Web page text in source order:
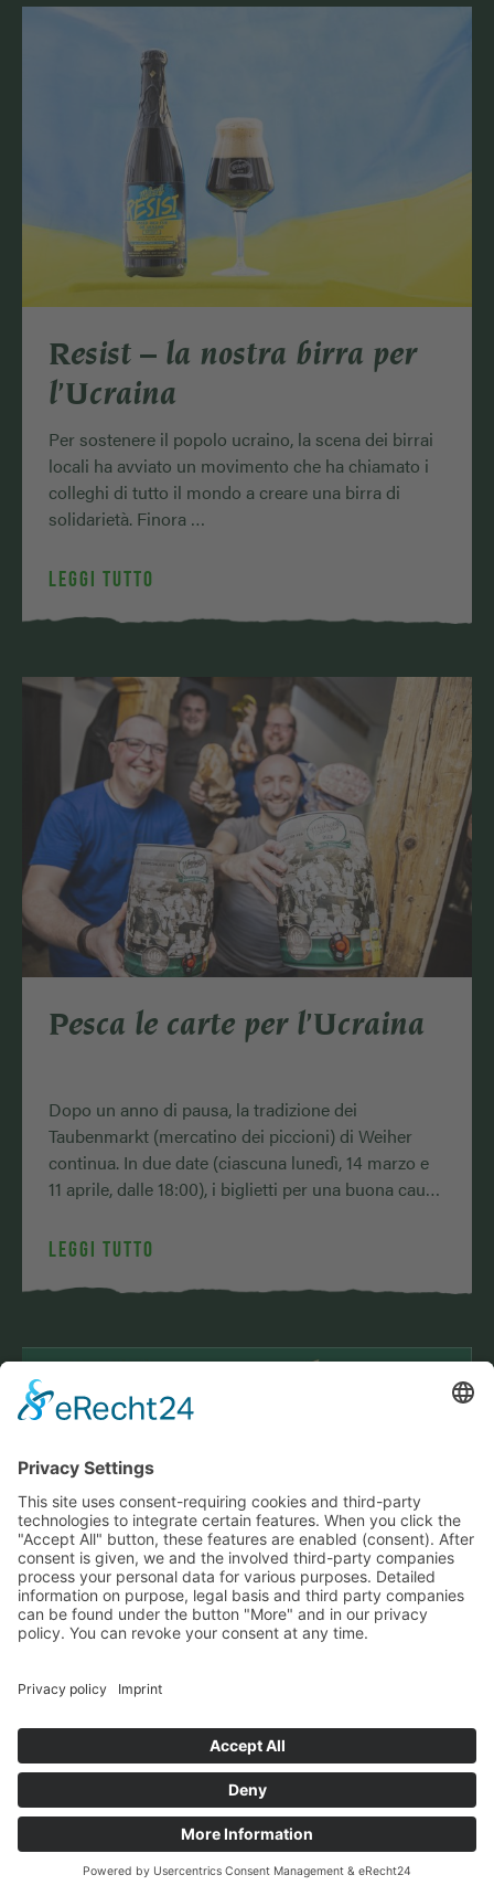
Resist – la nostra birra per
l’Ucraina
Per sostenere il popolo ucraino, la scena dei birrai
locali ha avviato un movimento che ha chiamato i
colleghi di tutto il mondo a creare una birra di
solidarietà. Finora …
LEGGI TUTTO
Pesca le carte per l’Ucraina
Dopo un anno di pausa, la tradizione dei
Taubenmarkt (mercatino dei piccioni) di Weiher
continua. In due date (ciascuna lunedì, 14 marzo e
11 aprile, dalle 18:00), i biglietti per una buona causa
LEGGI TUTTO
Wir suchen dich!
Du bist auf der Suche nach einer neuen
Herausforderung? Oder du willst dir etwas dazu
verdienen? Dann bist du bei uns genau
richtig! Werde Teil vom Weiherer Bier-Team im
Brauerei-Gasthof …